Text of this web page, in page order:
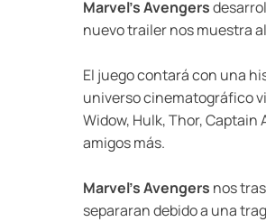
Marvel’s Avengers
nuevo trailer nos muestra
El juego contará con una
universo cinematográfico
Widow, Hulk, Thor,
amigos más.
Marvel’s Avengers nos
separaran debido a una